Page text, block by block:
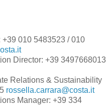
010 5483523 / 010
Director: +39 3497668013
Relations & Sustainability
rossella.carrara@costa.it
Manager: +39 334